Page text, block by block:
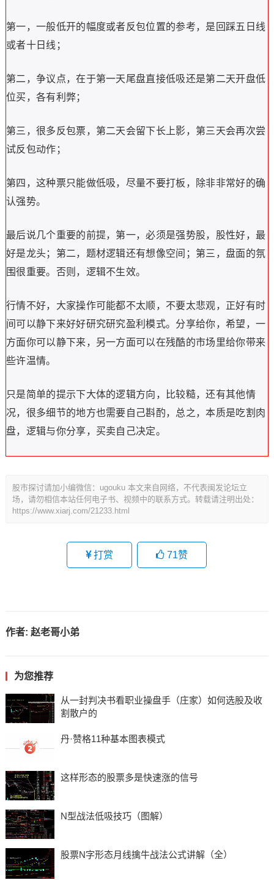
第一，一般低开的幅度或者反包位置的参考，是回踩五日线
或者十日线；
第二，争议点，在于第一天尾盘直接低吸还是第二天开盘低
位买，各有利弊；
第三，很多反包票，第二天会留下长上影，第三天会再次尝
试反包动作；
第四，这种票只能做低吸，尽量不要打板，除非非常好的确
认强势。
最后说几个重要的前提，第一，必须是强势股，股性好，最
好是龙头；第二，题材逻辑还有想像空间；第三，盘面的氛
围很重要。否则，逻辑不生效。
行情不好，大家操作可能都不太顺，不要太悲观，正好有时
间可以静下来好好研究研究盈利模式。分享给你，希望，一
方面你可以静下来，另一方面可以在残酷的市场里给你带来
些许温情。
只是简单的提示下大体的逻辑方向，比较糙，还有其他情
况，很多细节的地方也需要自己斟酌，总之，本质是吃割肉
盘，逻辑与你分享，买卖自己决定。
股市探讨请加小编微信：ugouku 本文来自网络，不代表闽发论坛立
场，请勿相信本站任何电子书、视频中的联系方式。转载请注明出处：
https://www.xiarj.com/21233.html
打赏 71赞
作者: 赵老哥小弟
为您推荐
从一封判决书看职业操盘手（庄家）如何选股及收
割散户的
丹·赞格11种基本图表模式
这样形态的股票多是快速涨的信号
N型战法低吸技巧（图解）
股票N字形态月线擒牛战法公式讲解（全）